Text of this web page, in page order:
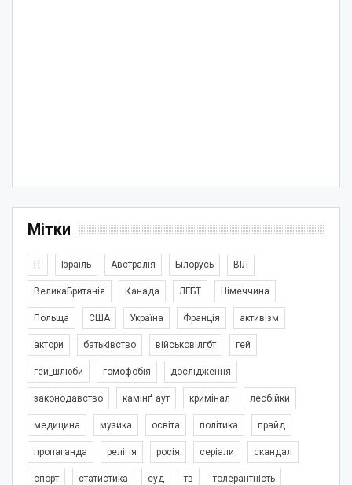
Мітки
IT Ізраїль Австралія Білорусь ВІЛ
ВеликаБританія Канада ЛГБТ Німеччина
Польща США Україна Франція активізм
актори батьківство військовілгбт гей
гей_шлюби гомофобія дослідження
законодавство камінґ_аут кримінал лесбійки
медицина музика освіта політика прайд
пропаганда релігія росія серіали скандал
спорт статистика суд тв толерантність